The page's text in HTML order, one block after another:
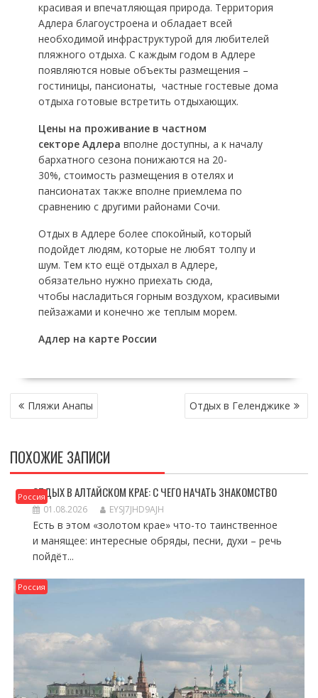
красивая и впечатляющая природа. Территория
Адлера благоустроена и обладает всей
необходимой инфраструктурой для любителей
пляжного отдыха. С каждым годом в Адлере
появляются новые объекты размещения –
гостиницы, пансионаты, частные гостевые дома
отдыха готовые встретить отдыхающих.
Цены на проживание в частном
секторе Адлера вполне доступны, а к началу
бархатного сезона понижаются на 20-
30%, стоимость размещения в отелях и
пансионатах также вполне приемлема по
сравнению с другими районами Сочи.
Отдых в Адлере более спокойный, который
подойдет людям, которые не любят толпу и
шум. Тем кто ещё отдыхал в Адлере,
обязательно нужно приехать сюда,
чтобы насладиться горным воздухом, красивыми
пейзажами и конечно же теплым морем.
Адлер на карте России
НАВИГАЦИЯ
ПО Пляжи Анапы Отдых в Геленджике
ПОХОЖИЕ ЗАПИСИ
РоссияОТДЫХ В АЛТАЙСКОМ КРАЕ: С ЧЕГО НАЧАТЬ ЗНАКОМСТВО
01.08.2026 EYSJ7JHD9AJH
Есть в этом «золотом крае» что-то таинственное
и манящее: интересные обряды, песни, духи – речь
пойдёт...
Россия